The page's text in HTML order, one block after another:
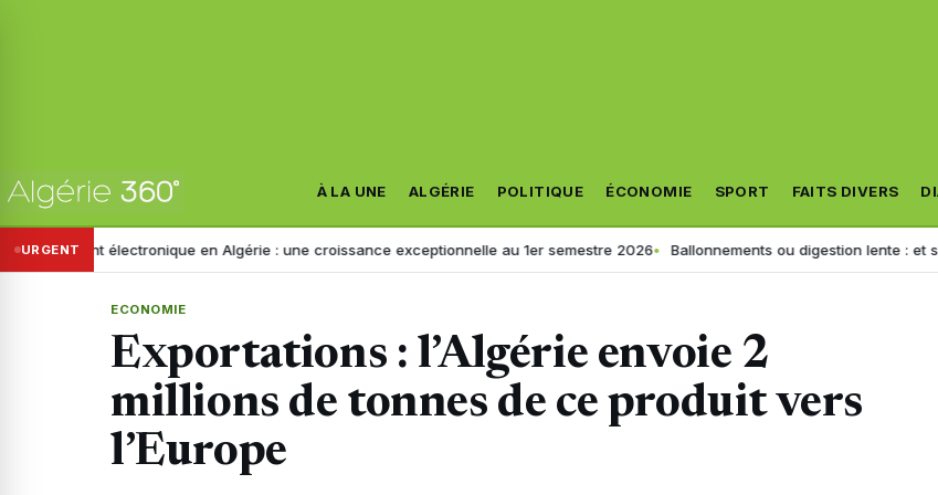
À LA UNE ALGÉRIE POLITIQUE ÉCONOMIE SPORT FAITS DIVERS
URGENT
électronique en Algérie : une croissance exceptionnelle au 1er semestre 2026 Ballonnements ou digestion lente : et s’il
ECONOMIE
Exportations : l’Algérie envoie 2
millions de tonnes de ce produit vers
l’Europe